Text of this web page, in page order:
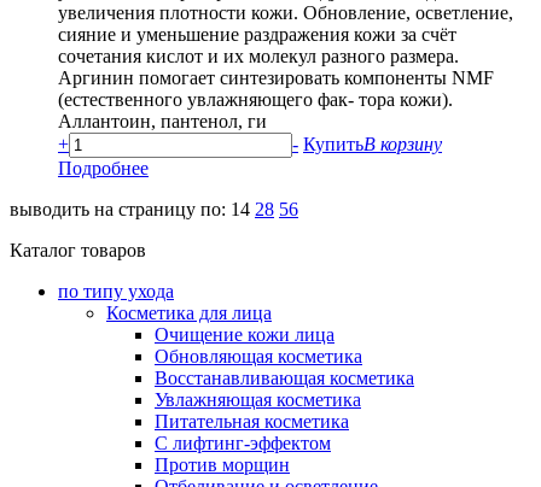
увеличения плотности кожи. Обновление, осветление,
сияние и уменьшение раздражения кожи за счёт
сочетания кислот и их молекул разного размера.
Аргинин помогает синтезировать компоненты NMF
(естественного увлажняющего фак- тора кожи).
Аллантоин, пантенол, ги
+
- КупитьВ корзину
Подробнее
выводить на страницу по: 14 28 56
Каталог товаров
по типу ухода
Косметика для лица
Очищение кожи лица
Обновляющая косметика
Восстанавливающая косметика
Увлажняющая косметика
Питательная косметика
С лифтинг-эффектом
Против морщин